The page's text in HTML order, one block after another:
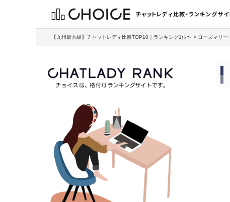
【九州最大級】チャットレディ比較TOP10｜ランキング1位〜 > ローズマリー